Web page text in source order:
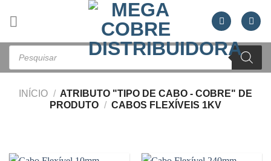
Pesquisar
produtos
INÍCIO / ATRIBUTO "TIPO DE CABO - COBRE" DE
PRODUTO / CABOS FLEXÍVEIS 1KV